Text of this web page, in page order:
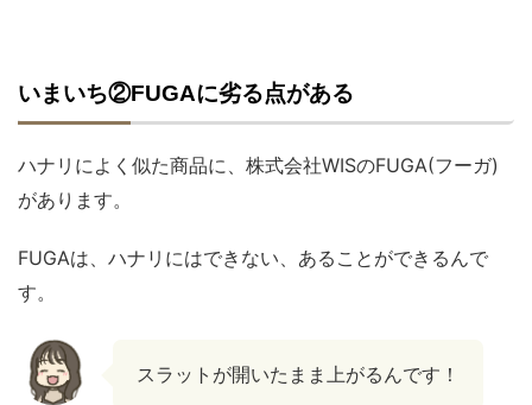
いまいち②FUGAに劣る点がある
ハナリによく似た商品に、株式会社WISのFUGA(フーガ)
があります。
FUGAは、ハナリにはできない、あることができるんで
す。
スラットが開いたまま上がるんです！